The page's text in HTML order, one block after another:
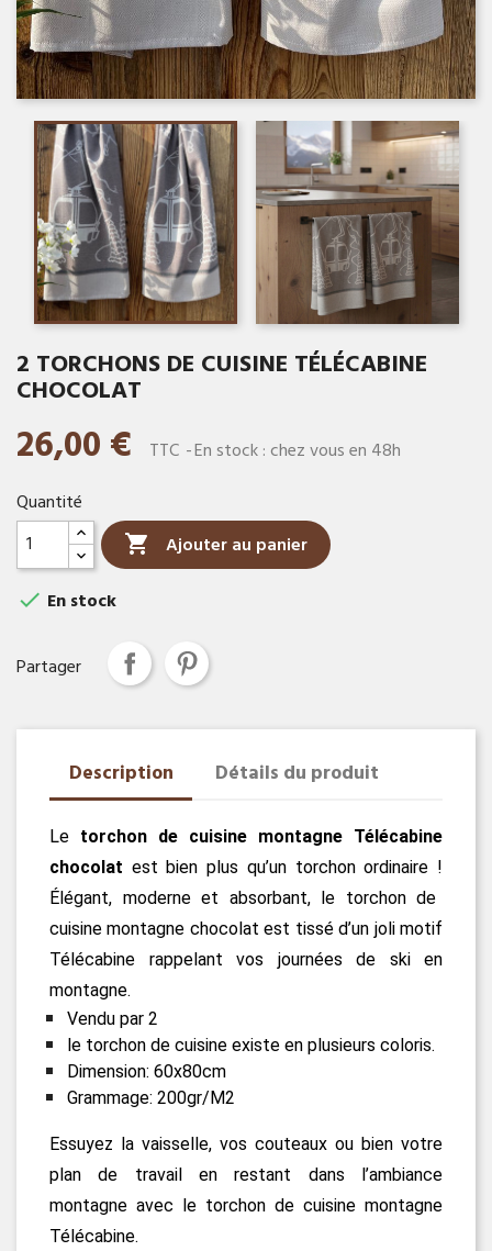
2 TORCHONS DE CUISINE TÉLÉCABINE
CHOCOLAT
26,00 € TTC En stock : chez vous en 48h
Quantité
 Ajouter au panier
 En stock
Partager
Description Détails du produit
Le torchon de cuisine montagne Télécabine
chocolat est bien plus qu’un torchon ordinaire !
Élégant, moderne et absorbant, le torchon de
cuisine montagne chocolat est tissé d’un joli motif
Télécabine rappelant vos journées de ski en
montagne.
Vendu par 2
le torchon de cuisine existe en plusieurs coloris.
Dimension: 60x80cm
Grammage: 200gr/M2
Essuyez la vaisselle, vos couteaux ou bien votre
plan de travail en restant dans l’ambiance
montagne avec le torchon de cuisine montagne
Télécabine.